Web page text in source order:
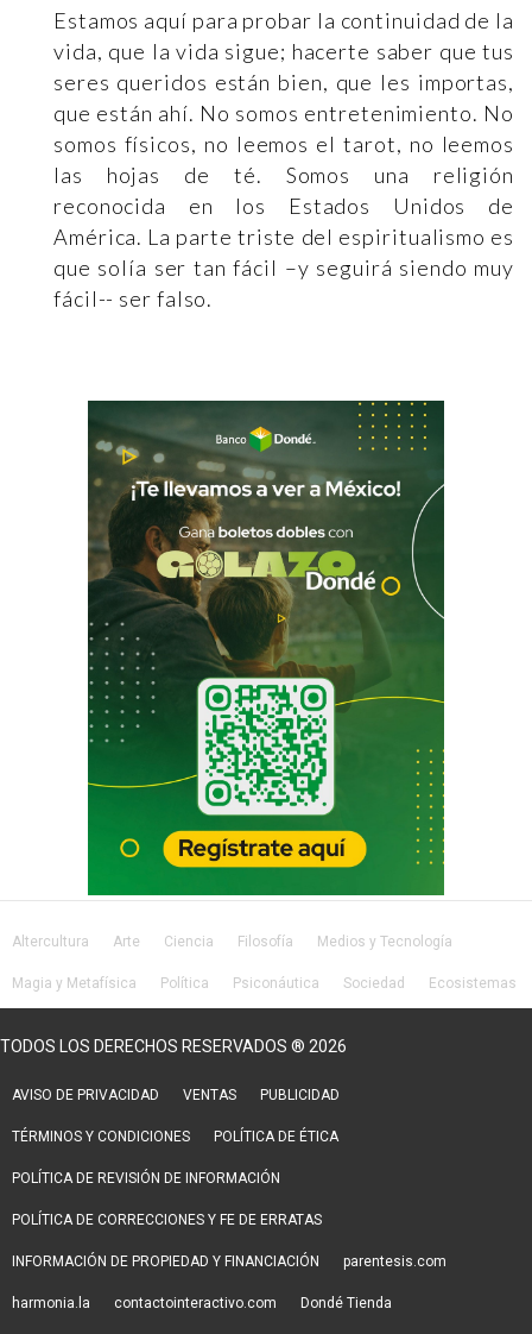
Estamos aquí para probar la continuidad de la
vida, que la vida sigue; hacerte saber que tus
seres queridos están bien, que les importas,
que están ahí. No somos entretenimiento. No
somos físicos, no leemos el tarot, no leemos
las hojas de té. Somos una religión
reconocida en los Estados Unidos de
América. La parte triste del espiritualismo es
que solía ser tan fácil –y seguirá siendo muy
fácil-- ser falso.
Altercultura Arte Ciencia Filosofía Medios y Tecnología
Magia y Metafísica Política Psiconáutica Sociedad Ecosistemas
TODOS LOS DERECHOS RESERVADOS ® 2026
AVISO DE PRIVACIDAD VENTAS PUBLICIDAD
TÉRMINOS Y CONDICIONES POLÍTICA DE ÉTICA
POLÍTICA DE REVISIÓN DE INFORMACIÓN
POLÍTICA DE CORRECCIONES Y FE DE ERRATAS
INFORMACIÓN DE PROPIEDAD Y FINANCIACIÓN parentesis.com
harmonia.la contactointeractivo.com Dondé Tienda